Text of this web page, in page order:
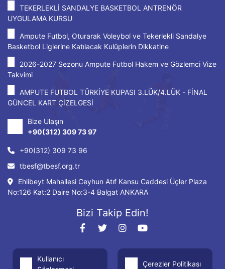
TEKERLEKLİ SANDALYE BASKETBOL ANTRENÖR
UYGULAMA KURSU
Ampute Futbol, Oturarak Voleybol ve Tekerlekli Sandalye
Basketbol Liglerine Katılacak Kulüplerin Dikkatine
2026-2027 Sezonu Ampute Futbol Hakem ve Gözlemci Vize
Takvimi
AMPUTE FUTBOL TÜRKİYE KUPASI 3.LÜK/4.LÜK - FİNAL
GÜNCEL KART ÇİZELGESİ
Bize Ulaşın
+90(312) 309 73 97
+90(312) 309 73 96
tbesf@tbesf.org.tr
Ehlibeyt Mahallesi Ceyhun Atıf Kansu Caddesi Üçler Plaza
No:126 Kat:2 Daire No:3-4 Balgat ANKARA
Bizi Takip Edin!
Kullanıcı
Çerezler Politikası